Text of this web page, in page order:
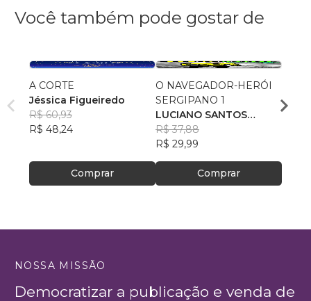
Você também pode gostar de
A CORTE
Jéssica Figueiredo
R$ 60,93
R$ 48,24
Comprar
O NAVEGADOR-HERÓI
SERGIPANO 1
LUCIANO SANTOS
SANTANA
R$ 37,88
R$ 29,99
Comprar
A
Mari
NOSSA MISSÃO
Democratizar a publicação e venda de